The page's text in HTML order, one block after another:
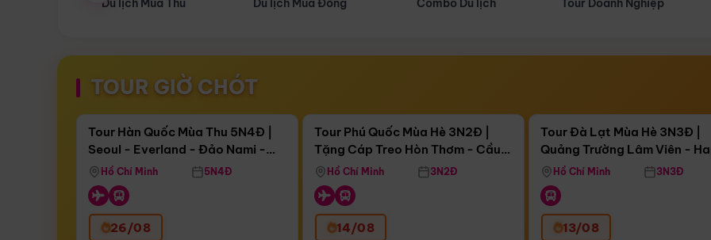
Du lịch Mùa Đông Combo Du lịch Tour Doanh Nghiệp Du lịch Hành Hương
TOUR GIỜ CHÓT
Còn17 ngày 05:34:58
Bay Sun Phuquoc Airways
Điểm nổi bật
Tour Hàn Quốc Mùa Thu 5N4Đ |
Seoul - Everland - Đảo Nami -
Tháp Namsan (Bay Sun Phuquoc
Airways)
Hồ Chí Minh 5N4Đ
26/08
Còn05 ngày 05:34:58
Tặng Cáp Treo Hòn Thơm
Tour Phú Quốc Mùa Hè 3N2Đ |
Tặng Cáp Treo Hòn Thơm - Cầu
Hôn - Công Viên Nước Aquatopia
Hồ Chí Minh 3N2Đ
14/08
Còn04 ngày 05:34:58
Tour Đà Lạt Mùa Hè 3N3Đ |
Quảng Trường Lâm Viên -
Hill - Puppy Farm
Hồ Chí Minh 3N3Đ
13/08